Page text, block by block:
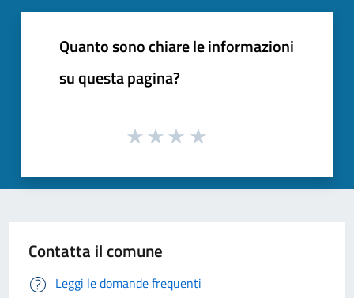
Quanto sono chiare le informazioni
su questa pagina?
Contatta il comune
Leggi le domande frequenti